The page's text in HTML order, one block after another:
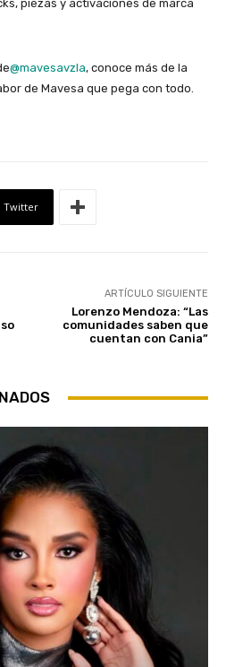
, piezas y activaciones de marca
@mavesavzla, conoce más de la
de Mavesa que pega con todo.
Twitter
ARTÍCULO SIGUIENTE
Lorenzo Mendoza: “Las
comunidades saben que
cuentan con Cania”